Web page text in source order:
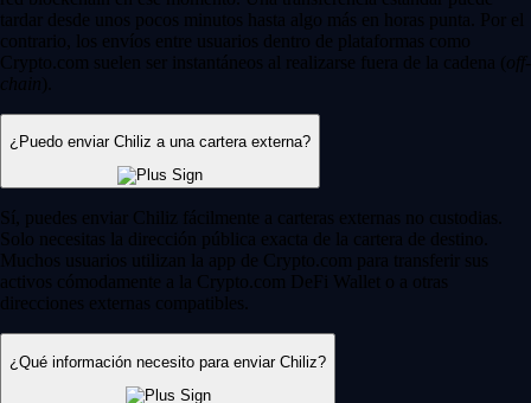
tardar desde unos pocos minutos hasta algo más en horas punta. Por el
contrario, los envíos entre usuarios dentro de plataformas como
Crypto.com suelen ser instantáneos al realizarse fuera de la cadena (off-
chain ).
¿Puedo enviar Chiliz a una cartera externa?
Sí, puedes enviar Chiliz fácilmente a carteras externas no custodias.
Solo necesitas la dirección pública exacta de la cartera de destino.
Muchos usuarios utilizan la app de Crypto.com para transferir sus
activos cómodamente a la Crypto.com DeFi Wallet o a otras
direcciones externas compatibles.
¿Qué información necesito para enviar Chiliz?